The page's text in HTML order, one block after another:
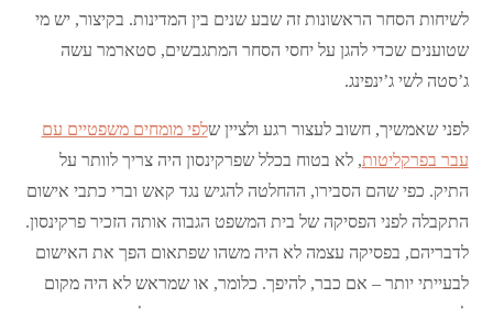
לשיחות הסחר הראשונות זה שבע שנים בין המדינות. בקיצור, יש מי
שטוענים שכדי להגן על יחסי הסחר המתגבשים, סטארמר עשה
ג’סטה לשי ג’ינפינג.
לפני שאמשיך, חשוב לעצור רגע ולציין שלפי מומחים משפטיים עם
עבר בפרקליטות, לא בטוח בכלל שפרקינסון היה צריך לוותר על
התיק. כפי שהם הסבירו, ההחלטה להגיש נגד קאש וברי כתבי אישום
התקבלה לפני הפסיקה של בית המשפט הגבוה אותה הזכיר פרקינסון.
לדבריהם, בפסיקה עצמה לא היה משהו שפתאום הפך את האישום
לבעייתי יותר – אם כבר, להיפך. כלומר, או שמראש לא היה מקום